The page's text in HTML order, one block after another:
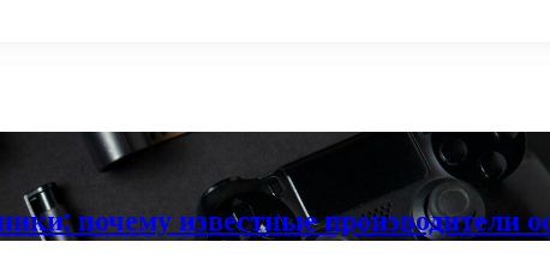
почему известные производители